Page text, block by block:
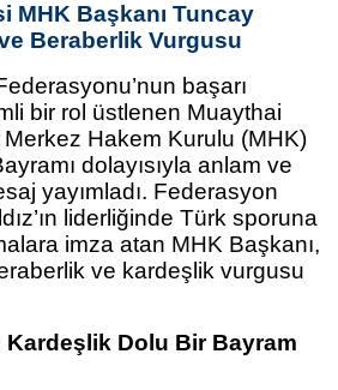
MHK Başkanı Tuncay
Beraberlik Vurgusu
başarı
bir rol üstlenen Muaythai
Hakem Kurulu (MHK)
dolayısıyla anlam ve
yayımladı. Federasyon
liderliğinde Türk sporuna
imza atan MHK Başkanı,
ve kardeşlik vurgusu
Kardeşlik Dolu Bir Bayram